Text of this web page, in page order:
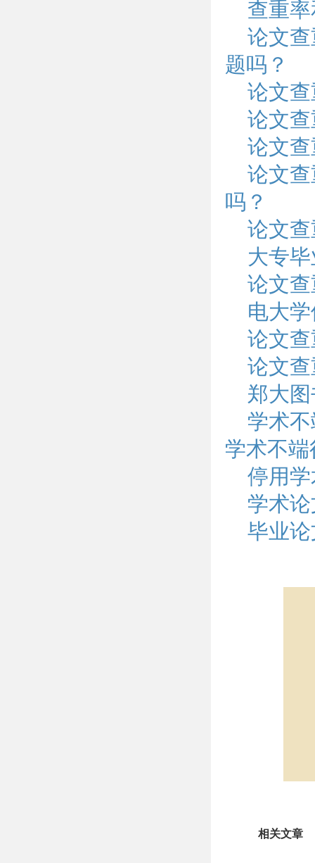
查重
论文
题吗？
论文
论文
论文
论文
吗？
论文
大专
论文
电大
论文
论文
郑大
学术
学术不
停用
学术
毕业
相关文章